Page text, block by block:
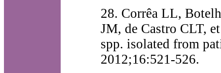
28. Corrêa LL,
JM, de Castro CLT,
spp. isolated from
2012;16:521-526.